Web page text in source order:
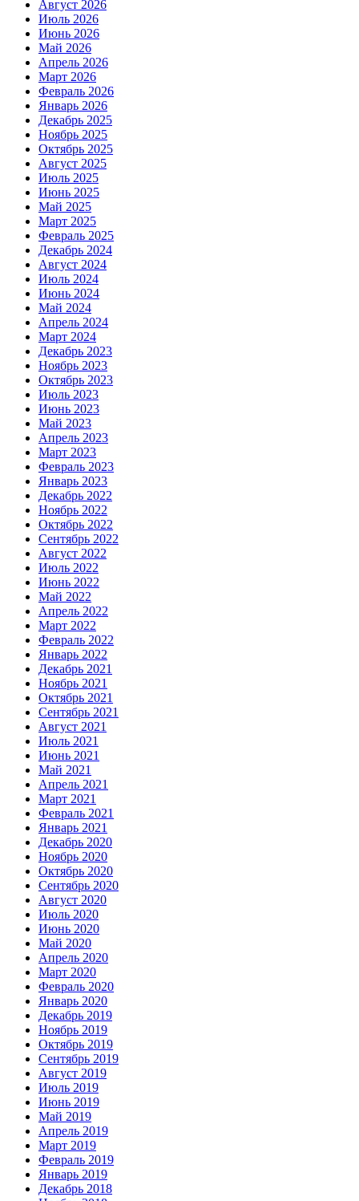
Август 2026
Июль 2026
Июнь 2026
Май 2026
Апрель 2026
Март 2026
Февраль 2026
Январь 2026
Декабрь 2025
Ноябрь 2025
Октябрь 2025
Август 2025
Июль 2025
Июнь 2025
Май 2025
Март 2025
Февраль 2025
Декабрь 2024
Август 2024
Июль 2024
Июнь 2024
Май 2024
Апрель 2024
Март 2024
Декабрь 2023
Ноябрь 2023
Октябрь 2023
Июль 2023
Июнь 2023
Май 2023
Апрель 2023
Март 2023
Февраль 2023
Январь 2023
Декабрь 2022
Ноябрь 2022
Октябрь 2022
Сентябрь 2022
Август 2022
Июль 2022
Июнь 2022
Май 2022
Апрель 2022
Март 2022
Февраль 2022
Январь 2022
Декабрь 2021
Ноябрь 2021
Октябрь 2021
Сентябрь 2021
Август 2021
Июль 2021
Июнь 2021
Май 2021
Апрель 2021
Март 2021
Февраль 2021
Январь 2021
Декабрь 2020
Ноябрь 2020
Октябрь 2020
Сентябрь 2020
Август 2020
Июль 2020
Июнь 2020
Май 2020
Апрель 2020
Март 2020
Февраль 2020
Январь 2020
Декабрь 2019
Ноябрь 2019
Октябрь 2019
Сентябрь 2019
Август 2019
Июль 2019
Июнь 2019
Май 2019
Апрель 2019
Март 2019
Февраль 2019
Январь 2019
Декабрь 2018